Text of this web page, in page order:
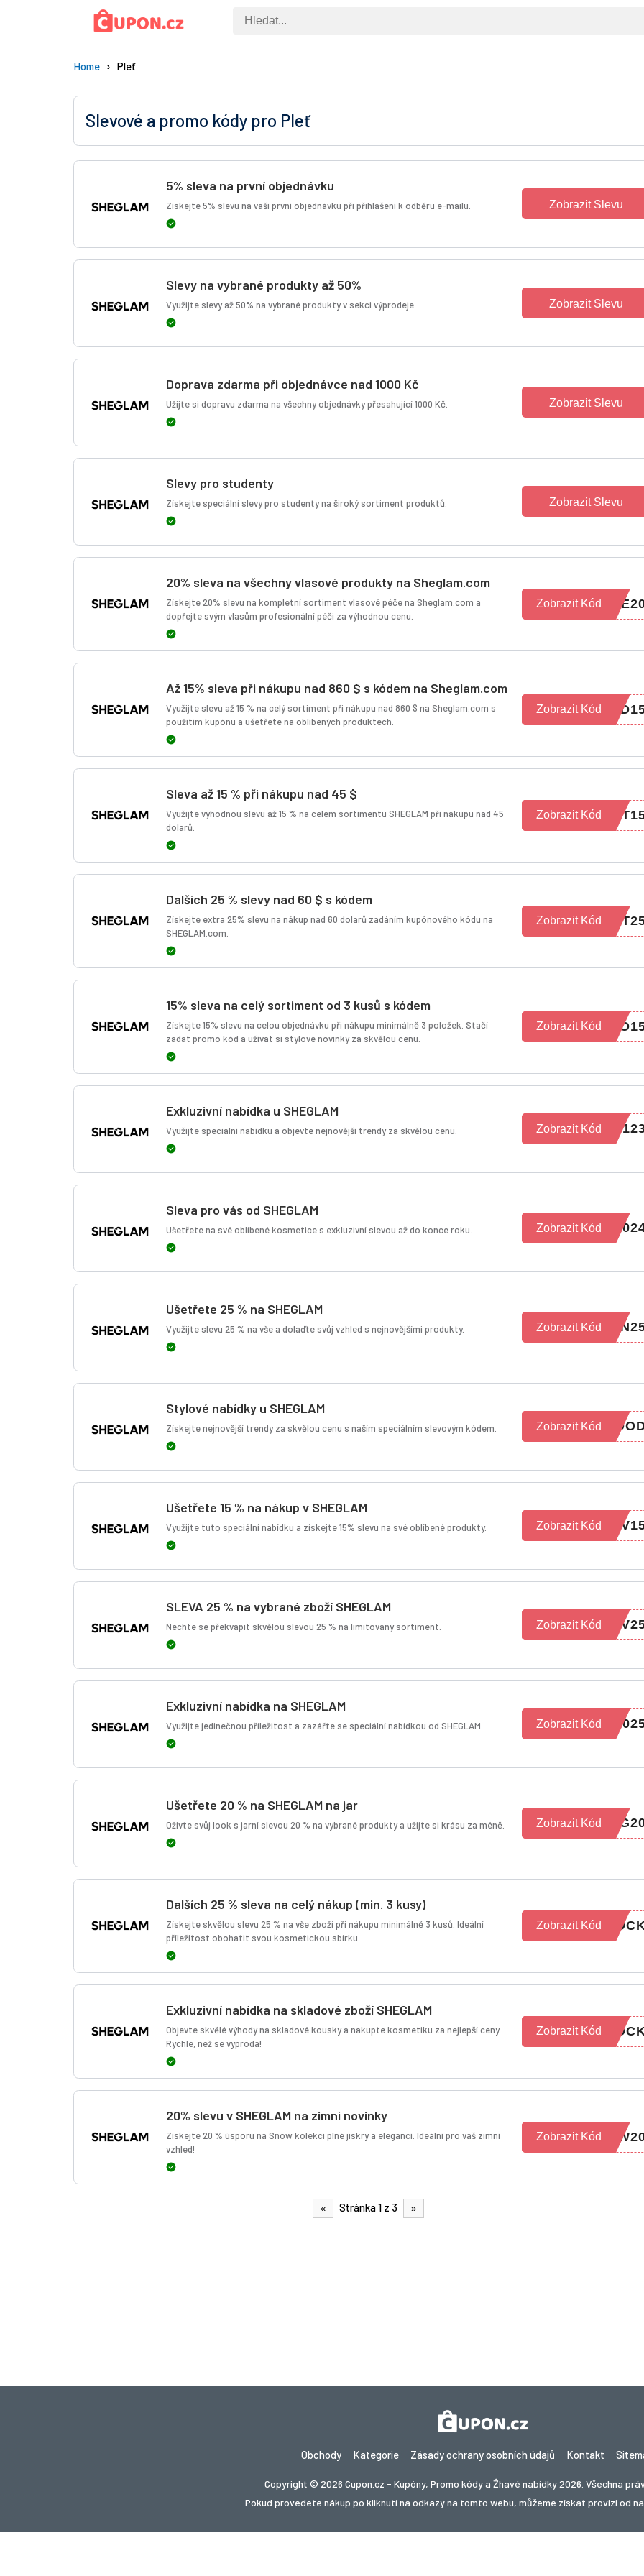
Home Pleť
Slevové a promo kódy pro Pleť
5% sleva na první objednávku
Získejte 5% slevu na vaši první objednávku při přihlášení k odběru e-mailu. Zobrazit Slevu
Slevy na vybrané produkty až 50%
Využijte slevy až 50% na vybrané produkty v sekci výprodeje. Zobrazit Slevu
Doprava zdarma při objednávce nad 1000 Kč
Užijte si dopravu zdarma na všechny objednávky přesahující 1000 Kč. Zobrazit Slevu
Slevy pro studenty
Získejte speciální slevy pro studenty na široký sortiment produktů. Zobrazit Slevu
20% sleva na všechny vlasové produkty na Sheglam.com
Získejte 20% slevu na kompletní sortiment vlasové péče na Sheglam.com a
dopřejte svým vlasům profesionální péči za výhodnou cenu.
Zobrazit Kód
Až 15% sleva při nákupu nad 860 $ s kódem na Sheglam.com
Využijte slevu až 15 % na celý sortiment při nákupu nad 860 $ na Sheglam.com s
použitím kupónu a ušetřete na oblíbených produktech.
Zobrazit Kód
Sleva až 15 % při nákupu nad 45 $
Využijte výhodnou slevu až 15 % na celém sortimentu SHEGLAM při nákupu nad 45
dolarů.
Zobrazit Kód
Dalších 25 % slevy nad 60 $ s kódem
Získejte extra 25% slevu na nákup nad 60 dolarů zadáním kupónového kódu na
SHEGLAM.com.
Zobrazit Kód
15% sleva na celý sortiment od 3 kusů s kódem
Získejte 15% slevu na celou objednávku při nákupu minimálně 3 položek. Stačí
zadat promo kód a užívat si stylové novinky za skvělou cenu.
Zobrazit Kód
Exkluzivní nabídka u SHEGLAM
Využijte speciální nabídku a objevte nejnovější trendy za skvělou cenu. Zobrazit Kód
Sleva pro vás od SHEGLAM
Ušetřete na své oblíbené kosmetice s exkluzivní slevou až do konce roku. Zobrazit Kód
Ušetřete 25 % na SHEGLAM
Využijte slevu 25 % na vše a dolaďte svůj vzhled s nejnovějšími produkty. Zobrazit Kód
Stylové nabídky u SHEGLAM
Získejte nejnovější trendy za skvělou cenu s naším speciálním slevovým kódem. Zobrazit Kód
Ušetřete 15 % na nákup v SHEGLAM
Využijte tuto speciální nabídku a získejte 15% slevu na své oblíbené produkty. Zobrazit Kód
SLEVA 25 % na vybrané zboží SHEGLAM
Nechte se překvapit skvělou slevou 25 % na limitovaný sortiment. Zobrazit Kód
Exkluzivní nabídka na SHEGLAM
Využijte jedinečnou příležitost a zazářte se speciální nabídkou od SHEGLAM. Zobrazit Kód
Ušetřete 20 % na SHEGLAM na jar
Oživte svůj look s jarní slevou 20 % na vybrané produkty a užijte si krásu za méně. Zobrazit Kód
Dalších 25 % sleva na celý nákup (min. 3 kusy)
Získejte skvělou slevu 25 % na vše zboží při nákupu minimálně 3 kusů. Ideální
příležitost obohatit svou kosmetickou sbírku.
Zobrazit Kód
Exkluzivní nabídka na skladové zboží SHEGLAM
Objevte skvělé výhody na skladové kousky a nakupte kosmetiku za nejlepší ceny.
Rychle, než se vyprodá!
Zobrazit Kód
20% slevu v SHEGLAM na zimní novinky
Získejte 20 % úsporu na Snow kolekci plné jiskry a elegancí. Ideální pro váš zimní
vzhled!
Zobrazit Kód
« Stránka 1 z 3 »
Obchody Kategorie Zásady ochrany osobních údajů Kontakt
Copyright © 2026 Cupon.cz - Kupóny, Promo kódy a Žhavé nabídky 2026. Všechna
Pokud provedete nákup po kliknutí na odkazy na tomto webu, můžeme získat provizi od